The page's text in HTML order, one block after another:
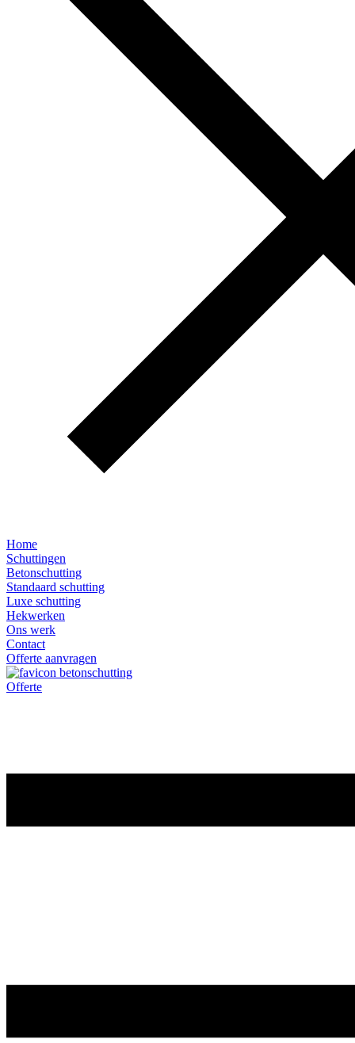
Home
Schuttingen
Betonschutting
Standaard schutting
Luxe schutting
Hekwerken
Ons werk
Contact
Offerte aanvragen
Offerte